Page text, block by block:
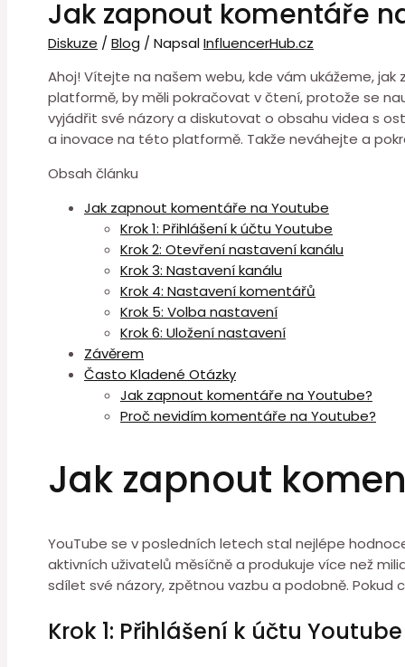
Jak zapnout komentáře
Diskuze / Blog / NapsalInfluencerHub.cz
Ahoj! Vítejte na našem webu, kde vám ukážeme,
platformě, by měli pokračovat v čtení, protože se
vyjádřit své názory a diskutovat o obsahu videa s
a inovace na této platformě. Takže neváhejte a
Obsah článku
Jak zapnout komentáře na Youtube
Krok 1: Přihlášení k účtu Youtube
Krok 2: Otevření nastavení kanálu
Krok 3: Nastavení kanálu
Krok 4: Nastavení komentářů
Krok 5: Volba nastavení
Krok 6: Uložení nastavení
Závěrem
Často Kladené Otázky
Jak zapnout komentáře na Youtube?
Proč nevidím komentáře na Youtube?
Jak zapnout
YouTube se v posledních letech stal nejlépe
aktivních uživatelů měsíčně a produkuje více než
sdílet své názory, zpětnou vazbu a podobně.
Krok 1: Přihlášení k účtu Youtube